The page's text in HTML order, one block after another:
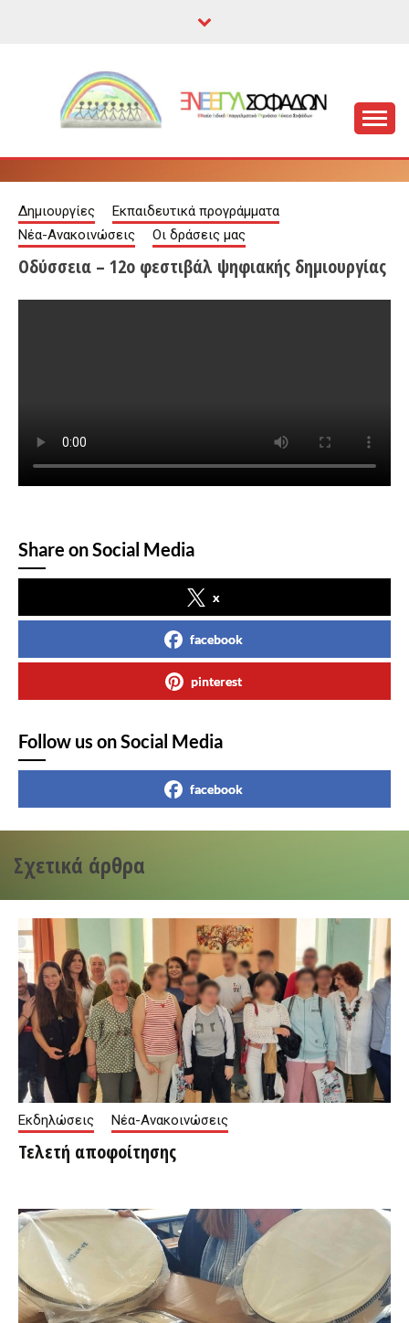
ΕΝΕΕΓΥΛ ΣΟΦΑΔΩΝ
Σοφάδων
Δημιουργίες
Εκπαιδευτικά προγράμματα
Νέα-Ανακοινώσεις
Οι δράσεις μας
Οδύσσεια – 12ο φεστιβάλ ψηφιακής δημιουργίας
Share on Social Media
x
facebook
pinterest
Follow us on Social Media
facebook
Σχετικά άρθρα
Εκδηλώσεις Νέα-Ανακοινώσεις
Τελετή αποφοίτησης